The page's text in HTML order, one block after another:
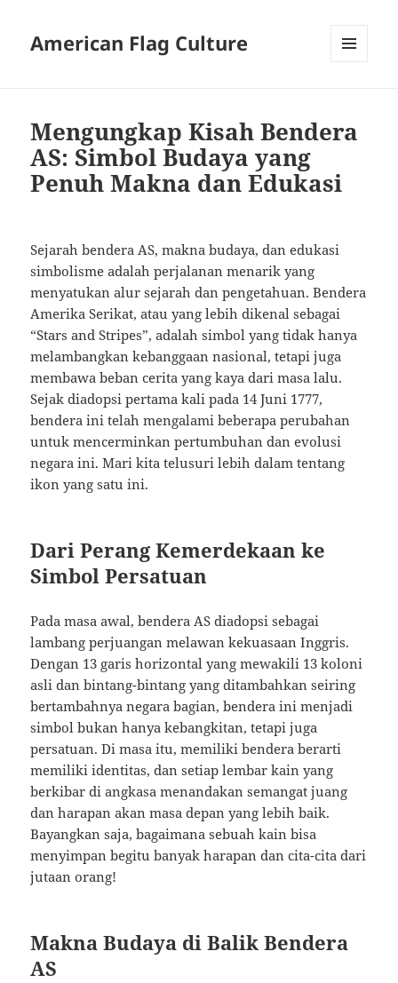
American Flag Culture
Mengungkap Kisah Bendera
AS: Simbol Budaya yang
Penuh Makna dan Edukasi
Sejarah bendera AS, makna budaya, dan edukasi
simbolisme adalah perjalanan menarik yang
menyatukan alur sejarah dan pengetahuan. Bendera
Amerika Serikat, atau yang lebih dikenal sebagai
“Stars and Stripes”, adalah simbol yang tidak hanya
melambangkan kebanggaan nasional, tetapi juga
membawa beban cerita yang kaya dari masa lalu.
Sejak diadopsi pertama kali pada 14 Juni 1777,
bendera ini telah mengalami beberapa perubahan
untuk mencerminkan pertumbuhan dan evolusi
negara ini. Mari kita telusuri lebih dalam tentang
ikon yang satu ini.
Dari Perang Kemerdekaan ke
Simbol Persatuan
Pada masa awal, bendera AS diadopsi sebagai
lambang perjuangan melawan kekuasaan Inggris.
Dengan 13 garis horizontal yang mewakili 13 koloni
asli dan bintang-bintang yang ditambahkan seiring
bertambahnya negara bagian, bendera ini menjadi
simbol bukan hanya kebangkitan, tetapi juga
persatuan. Di masa itu, memiliki bendera berarti
memiliki identitas, dan setiap lembar kain yang
berkibar di angkasa menandakan semangat juang
dan harapan akan masa depan yang lebih baik.
Bayangkan saja, bagaimana sebuah kain bisa
menyimpan begitu banyak harapan dan cita-cita dari
jutaan orang!
Makna Budaya di Balik Bendera
AS